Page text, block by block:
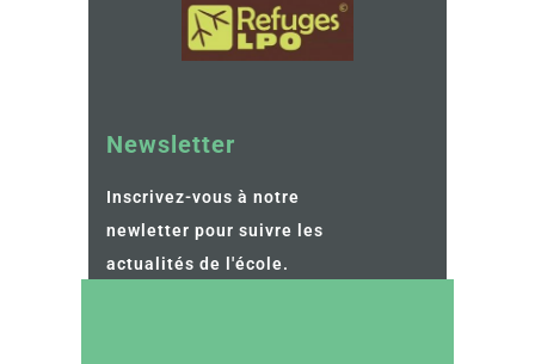
Newsletter
Inscrivez-vous à notre
newletter pour suivre les
actualités de l'école.